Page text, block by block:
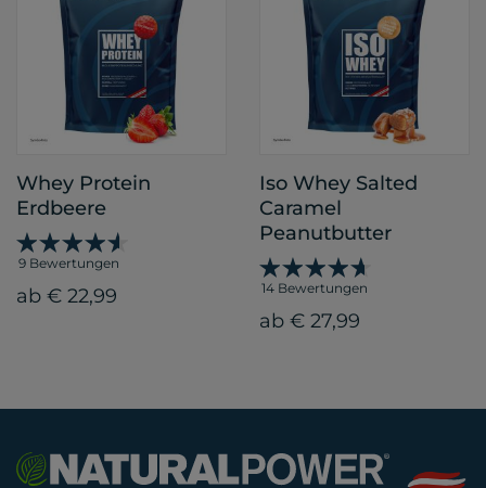
Whey Protein
Erdbeere
9 Bewertungen
ab € 22,99
Iso Whey Salted
Caramel
Peanutbutter
14 Bewertungen
ab € 27,99